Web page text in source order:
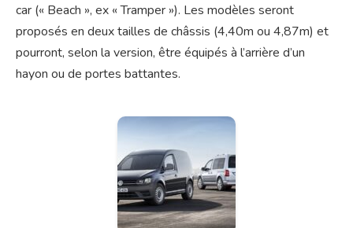
car (« Beach », ex « Tramper »). Les modèles seront
proposés en deux tailles de châssis (4,40m ou 4,87m) et
pourront, selon la version, être équipés à l’arrière d’un
hayon ou de portes battantes.